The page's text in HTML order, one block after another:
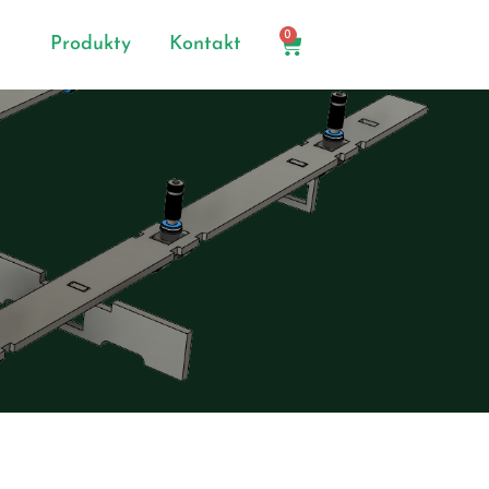
Produkty Kontakt 0